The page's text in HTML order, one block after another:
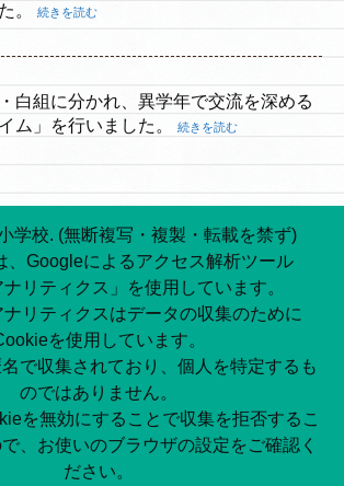
。
続きを読む
白組に分かれ、異学年で交流を深める
ム」を行いました。
続きを読む
学校. (無断複写・複製・転載を禁ず)
、Googleによるアクセス解析ツール
ナリティクス」を使用しています。
リティクスはデータの収集のために
を使用しています。
で収集されており、個人を特定するも
のではありません。
を無効にすることで収集を拒否するこ
、お使いのブラウザの設定をご確認く
ださい。